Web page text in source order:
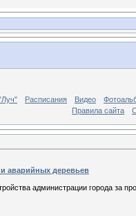
Расписания Видео
Правила сайта
и аварийных деревьев
администрации города за